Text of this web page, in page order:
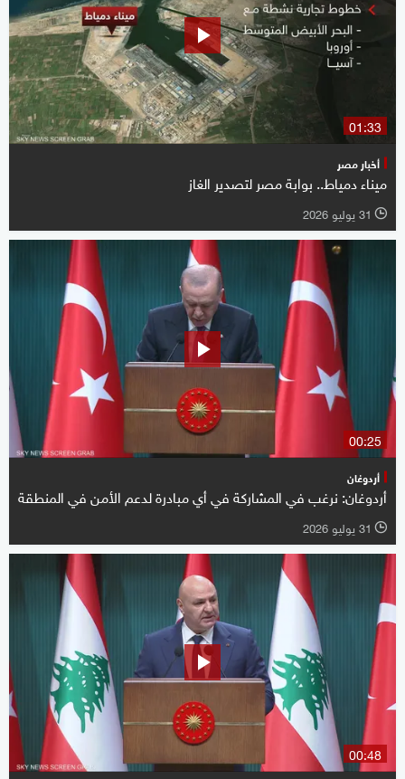
01:33
أخبار مصر
ميناء دمياط.. بوابة مصر لتصدير الغاز
l 31 يوليو 2026
00:25
أردوغان
أردوغان: نرغب في المشاركة في أي مبادرة لدعم الأمن في المنطقة
l 31 يوليو 2026
00:48